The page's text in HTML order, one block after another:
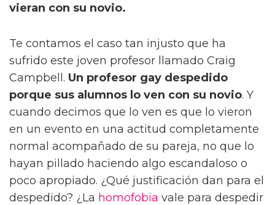
vieran con su novio.
Te contamos el caso tan injusto que ha
sufrido este joven profesor llamado Craig
Campbell. Un profesor gay despedido
porque sus alumnos lo ven con su novio. Y
cuando decimos que lo ven es que lo vieron
en un evento en una actitud completamente
normal acompañado de su pareja, no que lo
hayan pillado haciendo algo escandaloso o
poco apropiado. ¿Qué justificación dan para el
despedido? ¿La homofobia vale para despedir